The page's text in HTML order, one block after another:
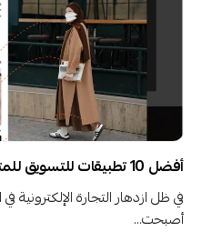
أفضل 10 تطبيقات للتسويق للمتاجر على منصة سلة
في ظل ازدهار التجارة الإلكترونية
أصبحت…